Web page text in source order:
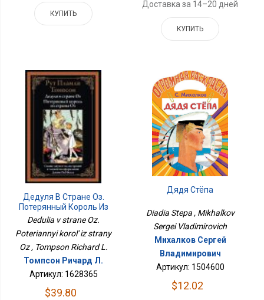
КУПИТЬ
Доставка за 14–20 дней
КУПИТЬ
Дедуля В Стране Оз.
Потерянный Король Из
Страны Оз
Dedulia v strane Oz.
Poteriannyi korol' iz strany
Oz , Tompson Richard L.
Томпсон Ричард Л.
Артикул: 1628365
$39.80
Дядя Стёпа
Diadia Stepa , Mikhalkov
Sergei Vladimirovich
Михалков Сергей
Владимирович
Артикул: 1504600
$12.02